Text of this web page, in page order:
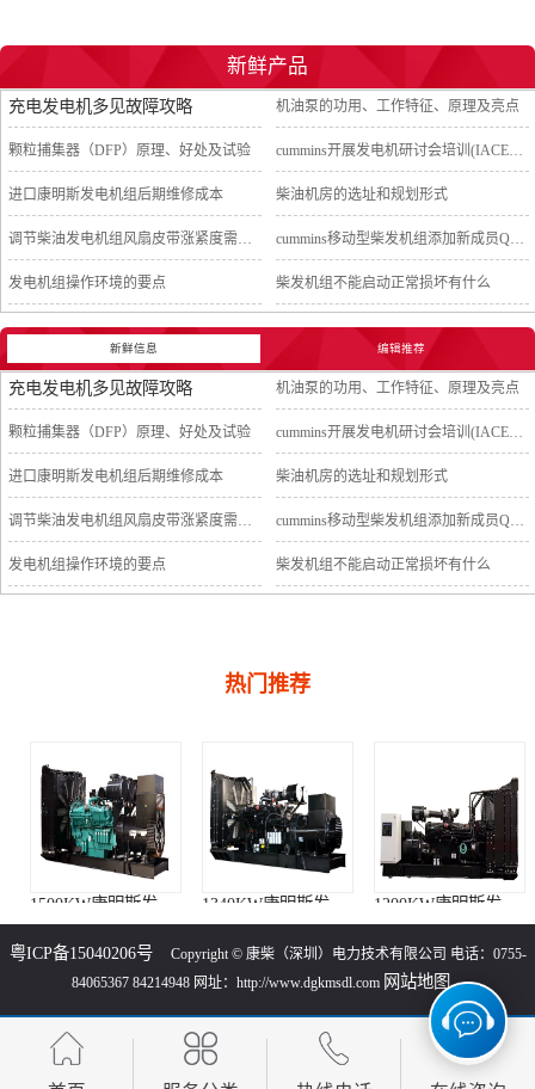
新鲜产品
充电发电机多见故障攻略 机油泵的功用、工作特征、原理及亮点
颗粒捕集器（DFP）原理、好处及试验 cummins开展发电机研讨会培训(IACET)认证工作
进口康明斯发电机组后期维修成本 柴油机房的选址和规划形式
调节柴油发电机组风扇皮带涨紧度需要注意哪些 cummins移动型柴发机组添加新成员QSB5-G11系列
发电机组操作环境的要点 柴发机组不能启动正常损坏有什么
新鲜信息 编辑推荐
充电发电机多见故障攻略 机油泵的功用、工作特征、原理及亮点
颗粒捕集器（DFP）原理、好处及试验 cummins开展发电机研讨会培训(IACET)认证工作
进口康明斯发电机组后期维修成本 柴油机房的选址和规划形式
调节柴油发电机组风扇皮带涨紧度需要注意哪些 cummins移动型柴发机组添加新成员QSB5-G11系列
发电机组操作环境的要点 柴发机组不能启动正常损坏有什么
热门推荐
1500KW康明斯发电机组（KTA50-G15A柴油机） 1340KW康明斯发电机组（KTA50-GS8柴油机） 1200KW康明斯发电机组（KTA50-G8柴油机）
粤ICP备15040206号
Copyright © 康柴（深圳）电力技术有限公司 电话：0755-
84065367 84214948 网址：http://www.dgkmsdl.com 网站地图